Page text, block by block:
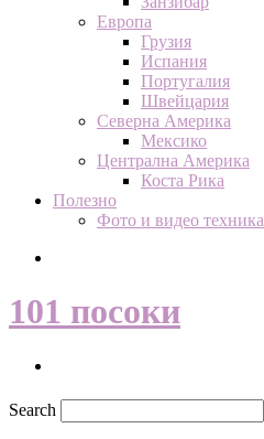
Европа
Грузия
Испания
Португалия
Швейцария
Северна Америка
Мексико
Централна Америка
Коста Рика
Полезно
Фото и видео техника
101 посоки
Search